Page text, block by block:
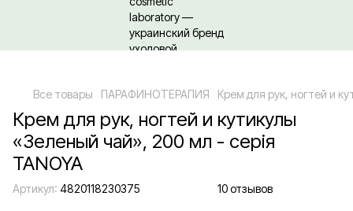
Все товары ПАРАФИНОТЕРАПИЯ Крем для рук, ногтей и
Крем для рук, ногтей и кутикулы
«Зеленый чай», 200 мл - серія
TANOYA
Артикул: 4820118230375 10 отзывов